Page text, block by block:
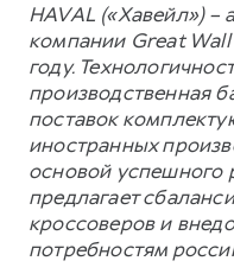
HAVAL («Хавейл»)
компании Great
году.
производственная
поставок
иностранных
основой успешного
предлагает
кроссоверов и
потребностям